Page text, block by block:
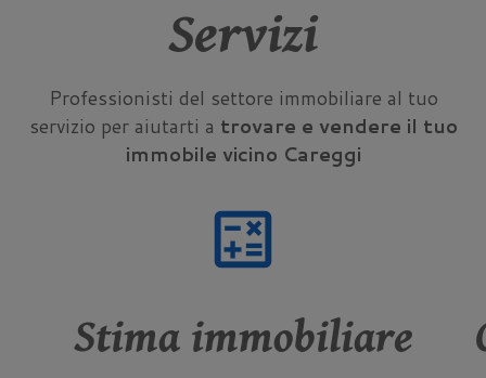
Servizi
Professionisti del settore immobiliare al tuo
servizio per aiutarti a trovare e vendere il tuo
immobile vicino Careggi
calculate
Stima immobiliare